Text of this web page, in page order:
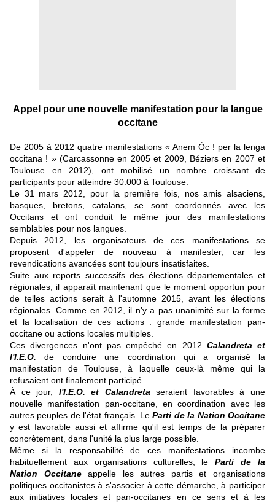
Appel pour une nouvelle manifestation pour la langue
occitane
De 2005 à 2012 quatre manifestations « Anem Òc ! per la lenga
occitana ! » (Carcassonne en 2005 et 2009, Béziers en 2007 et
Toulouse en 2012), ont mobilisé un nombre croissant de
participants pour atteindre 30.000 à Toulouse.
Le 31 mars 2012, pour la première fois, nos amis alsaciens,
basques, bretons, catalans, se sont coordonnés avec les
Occitans et ont conduit le même jour des manifestations
semblables pour nos langues.
Depuis 2012, les organisateurs de ces manifestations se
proposent d'appeler de nouveau à manifester, car les
revendications avancées sont toujours insatisfaites.
Suite aux reports successifs des élections départementales et
régionales, il apparaît maintenant que le moment opportun pour
de telles actions serait à l'automne 2015, avant les élections
régionales. Comme en 2012, il n'y a pas unanimité sur la forme
et la localisation de ces actions : grande manifestation pan-
occitane ou actions locales multiples.
Ces divergences n'ont pas empêché en 2012 Calandreta et
l'I.E.O. de conduire une coordination qui a organisé la
manifestation de Toulouse, à laquelle ceux-là même qui la
refusaient ont finalement participé.
À ce jour, l'I.E.O. et Calandreta seraient favorables à une
nouvelle manifestation pan-occitane, en coordination avec les
autres peuples de l'état français. LeParti de la Nation Occitane
y est favorable aussi et affirme qu'il est temps de la préparer
concrètement, dans l'unité la plus large possible.
Même si la responsabilité de ces manifestations incombe
habituellement aux organisations culturelles, leParti de la
Nation Occitaneappelle les autres partis et organisations
politiques occitanistes à s'associer à cette démarche, à participer
aux initiatives locales et pan-occitanes en ce sens et à les